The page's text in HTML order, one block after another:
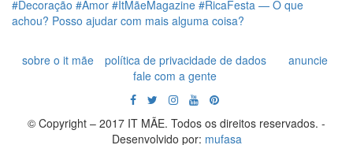
sobre o it mãe política de privacidade de dados
anuncie
fale com a gente
© Copyright – 2017 IT MÃE. Todos os direitos reservados. -
Desenvolvido por: mufasa